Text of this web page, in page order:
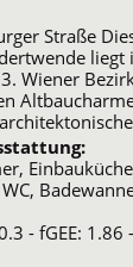
Straße
liegt
Wiener
- fGEE: 1.86